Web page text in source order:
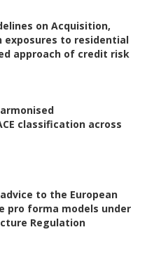
on Acquisition,
exposures to residential
approach of credit risk
classification across
to the European
pro forma models under
Regulation